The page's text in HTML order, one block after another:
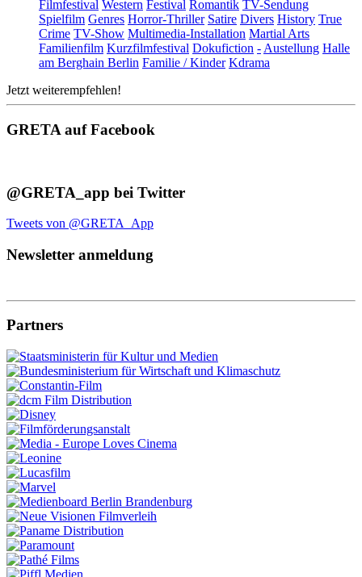
Filmfestival Western Festival Romantik TV-Sendung
Spielfilm Genres Horror-Thriller Satire Divers History True
Crime TV-Show Multimedia-Installation Martial Arts
Familienfilm Kurzfilmfestival Dokufiction -Austellung Halle
am Berghain Berlin Familie / Kinder Kdrama
Jetzt weiterempfehlen!
GRETA auf Facebook
@GRETA_app bei Twitter
Tweets von @GRETA_App
Newsletter anmeldung
Partners